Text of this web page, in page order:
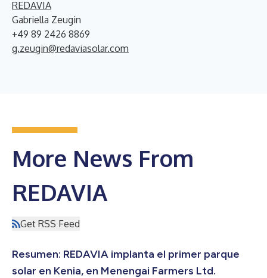
REDAVIA
Gabriella Zeugin
+49 89 2426 8869
g.zeugin@redaviasolar.com
More News From
REDAVIA
Get RSS Feed
Resumen: REDAVIA implanta el primer parque
solar en Kenia, en Menengai Farmers Ltd.